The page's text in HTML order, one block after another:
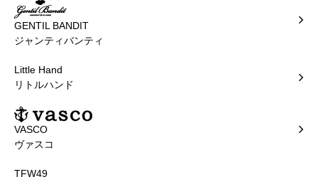
GENTIL BANDIT
ジャンティバンティ
Little Hand
リトルハンド
VASCO
ヴァスコ
TFW49